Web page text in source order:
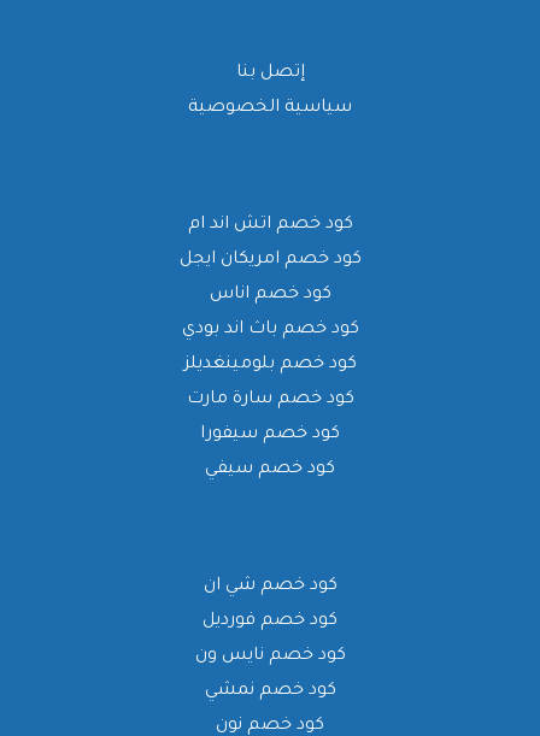
إتصل بنا
سياسية الخصوصية
كود خصم اتش اند ام
كود خصم امريكان ايجل
كود خصم اناس
كود خصم باث اند بودي
كود خصم بلومينغديلز
كود خصم سارة مارت
كود خصم سيفورا
كود خصم سيفي
كود خصم شي ان
كود خصم فورديل
كود خصم نايس ون
كود خصم نمشي
كود خصم نون